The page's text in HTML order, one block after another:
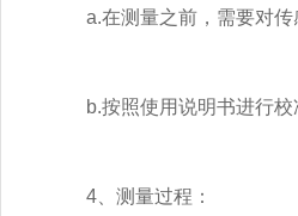
a.在测量之前，需要对传感
b.按照使用说明书进行校
4、测量过程：